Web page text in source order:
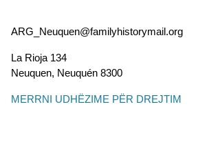
ARG_Neuquen@familyhistorymail.org
La Rioja 134
Neuquen, Neuquén 8300
MERRNI UDHËZIME PËR DREJTIM